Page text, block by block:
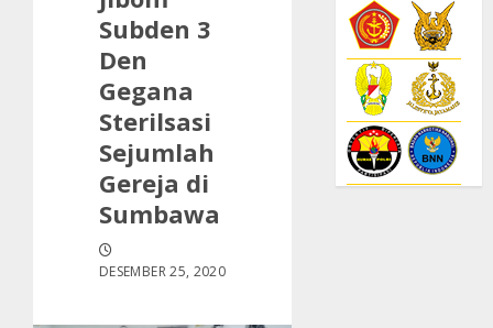
Subden 3
Den
Gegana
Sterilsasi
Sejumlah
Gereja di
Sumbawa
DESEMBER 25, 2020